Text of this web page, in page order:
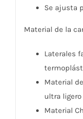
Se ajusta
Material de la
Laterales
Material de
ultra ligero
Material